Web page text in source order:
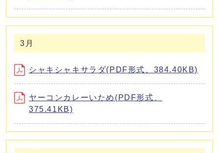
3月
シャキシャキサラダ(PDF形式、384.40KB)
ヤーコンカレーいため(PDF形式、
375.41KB)